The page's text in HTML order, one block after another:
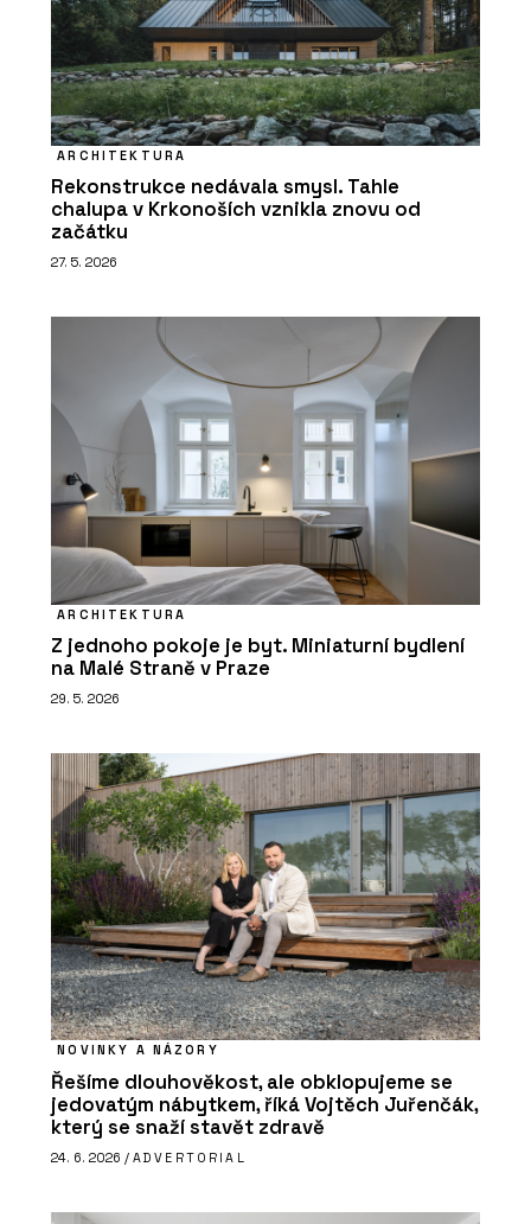
ARCHITEKTURA
Rekonstrukce nedávala smysl. Tahle
chalupa v Krkonoších vznikla znovu od
začátku
27. 5. 2026
ARCHITEKTURA
Z jednoho pokoje je byt. Miniaturní bydlení
na Malé Straně v Praze
29. 5. 2026
NOVINKY A NÁZORY
Řešíme dlouhověkost, ale obklopujeme se
jedovatým nábytkem, říká Vojtěch Juřenčák,
který se snaží stavět zdravě
24. 6. 2026 / ADVERTORIAL